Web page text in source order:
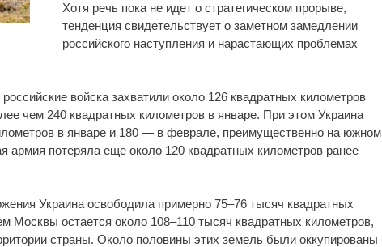
Хотя речь пока не идет о стратегическом прорыве,
тенденция свидетельствует о заметном замедлении
российского наступления и нарастающих проблемах
войска захватили около 126 квадратных километров
чем 240 квадратных километров в январе. При этом Украина
в январе и 180 — в феврале, преимущественно на южном
армия потеряла еще около 120 квадратных километров ранее
Украина освободила примерно 75–76 тысяч квадратных
Москвы остается около 108–110 тысяч квадратных километров,
страны. Около половины этих земель были оккупированы